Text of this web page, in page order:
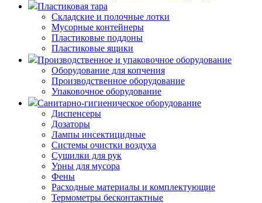
Пластиковая тара
Складские и полочные лотки
Мусорные контейнеры
Пластиковые поддоны
Пластиковые ящики
Производственное и упаковочное оборудование
Оборудование для копчения
Производственное оборудование
Упаковочное оборудование
Санитарно-гигиеническое оборудование
Диспенсеры
Дозаторы
Лампы инсектицидные
Системы очистки воздуха
Сушилки для рук
Урны для мусора
Фены
Расходные материалы и комплектующие
Термометры бесконтактные